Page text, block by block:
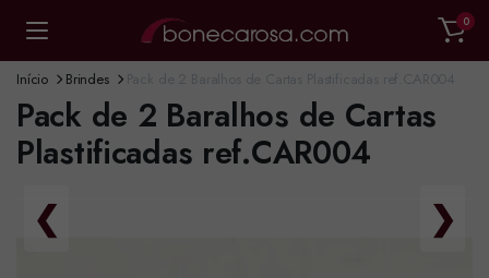
0
Início Brindes
Pack de 2 Baralhos de Cartas
Plastificadas ref.CAR004
❮ ❯